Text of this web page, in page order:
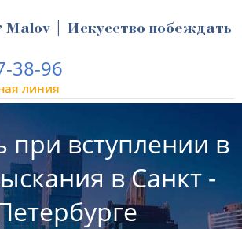
Malov | Искусство побеждать
38-96
линия
вступлении в
в Санкт -